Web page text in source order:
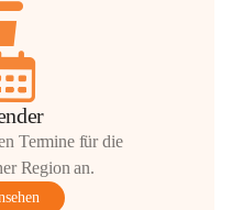
Termine für die
Region an.